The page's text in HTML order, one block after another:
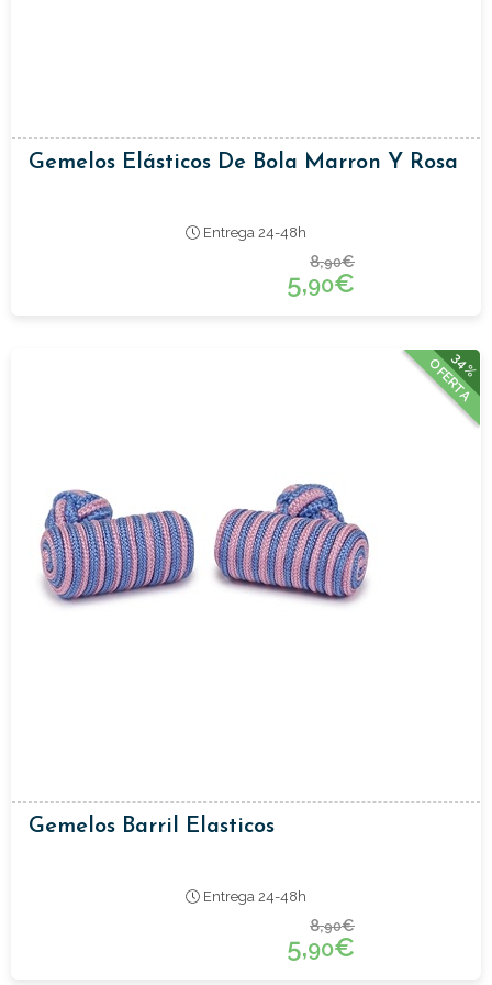
Gemelos Elásticos De Bola Marron Y Rosa
Entrega 24-48h
8,90€
5,90€
34%
OFERTA
Gemelos Barril Elasticos
Entrega 24-48h
8,90€
5,90€